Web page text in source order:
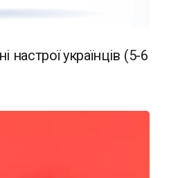
настрої українців (5-6